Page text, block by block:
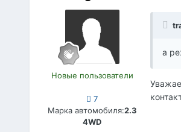
Новые пользователи
7
Марка автомобиля:2.3
4WD
а